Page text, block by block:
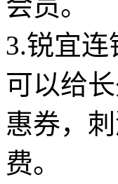
会员。
3.锐宜
可以给
惠券，
费。